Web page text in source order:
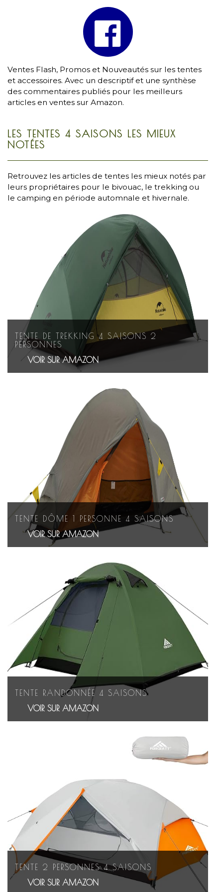
Ventes Flash, Promos et Nouveautés sur les tentes
et accessoires. Avec un descriptif et une synthèse
des commentaires publiés pour les meilleurs
articles en ventes sur Amazon.
LES TENTES 4 SAISONS LES MIEUX
NOTÉES
Retrouvez les articles de tentes les mieux notés par
leurs propriétaires pour le bivouac, le trekking ou
le camping en période automnale et hivernale.
TENTE DE TREKKING 4 SAISONS 2
PERSONNES
VOIR SUR AMAZON
TENTE DÔME 1 PERSONNE 4 SAISONS
VOIR SUR AMAZON
TENTE RANDONNÉE 4 SAISONS
VOIR SUR AMAZON
TENTE 2 PERSONNES 4 SAISONS
VOIR SUR AMAZON